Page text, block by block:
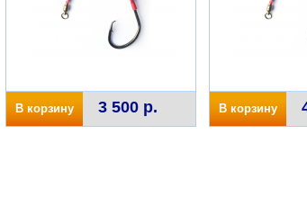
В корзину 3 500 р. В корзину